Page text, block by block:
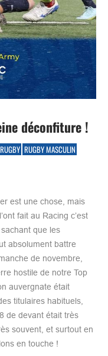
déconfiture !
RUGBY RUGBY MASCULIN
est une chose, mais
fait au Racing c’est
que les
absolument battre
de novembre,
hostile de notre Top
auvergnate était
titulaires habituels,
de devant était très
souvent, et surtout en
en touche !